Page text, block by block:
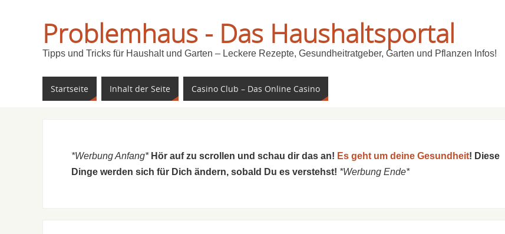
Problemhaus - Das Haushaltsportal
Tipps und Tricks für Haushalt und Garten – Leckere Rezepte, Gesundheitratgeber, Garten und Pflanzen Infos!
Startseite Inhalt der Seite Casino Club – Das Online Casino
*Werbung Anfang* Hör auf zu scrollen und schau dir das an! Es geht um deine Gesundheit! Diese
Dinge werden sich für Dich ändern, sobald Du es verstehst! *Werbung Ende*